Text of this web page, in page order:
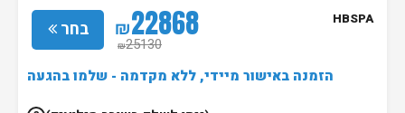
בחר ₪22868
₪25130
HBSPA
הזמנה באישור מיידי, ללא מקדמה - שלמו בהגעה